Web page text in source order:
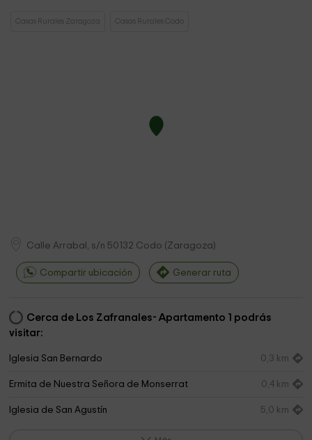
Casas Rurales Zaragoza Casas Rurales Codo
Calle Arrabal, s/n 50132 Codo (Zaragoza)
Compartir ubicación Generar ruta
Cerca de Los Zafranales- Apartamento 1 podrás
visitar:
Iglesia San Bernardo 0,3 km
Ermita de Nuestra Señora de Monserrat 0,4 km
Iglesia de San Agustín 5,0 km